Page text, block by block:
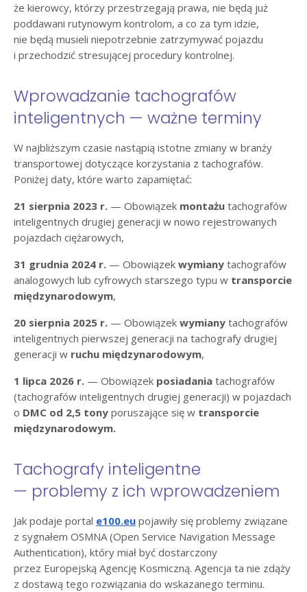
że kierowcy, którzy przestrzegają prawa, nie będą już
poddawani rutynowym kontrolom, a co za tym idzie,
nie będą musieli niepotrzebnie zatrzymywać pojazdu
i przechodzić stresującej procedury kontrolnej.
Wprowadzanie tachografów
inteligentnych — ważne terminy
W najbliższym czasie nastąpią istotne zmiany w branży
transportowej dotyczące korzystania z tachografów.
Poniżej daty, które warto zapamiętać:
21 sierpnia 2023 r. — Obowiązek montażu tachografów
inteligentnych drugiej generacji w nowo rejestrowanych
pojazdach ciężarowych,
31 grudnia 2024 r. — Obowiązek wymiany tachografów
analogowych lub cyfrowych starszego typu w transporcie
międzynarodowym,
20 sierpnia 2025 r. — Obowiązek wymiany tachografów
inteligentnych pierwszej generacji na tachografy drugiej
generacji w ruchu międzynarodowym,
1 lipca 2026 r. — Obowiązek posiadania tachografów
(tachografów inteligentnych drugiej generacji) w pojazdach
o DMC od 2,5 tony poruszające się w transporcie
międzynarodowym.
Tachografy inteligentne
— problemy z ich wprowadzeniem
Jak podaje portal e100.eu pojawiły się problemy związane
z sygnałem OSMNA (Open Service Navigation Message
Authentication), który miał być dostarczony
przez Europejską Agencję Kosmiczną. Agencja ta nie zdąży
z dostawą tego rozwiązania do wskazanego terminu.